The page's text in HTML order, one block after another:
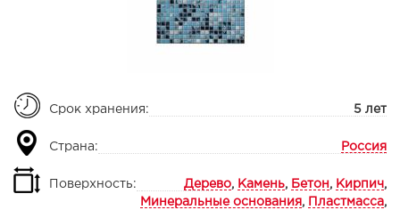
Срок хранения: 5 лет
Страна: Россия
Поверхность: Дерево, Камень, Бетон , Кирпич ,
Минеральные основания , Пластмасса,